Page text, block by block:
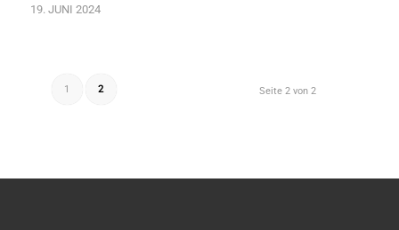
19. JUNI 2024
Seite 2 von 2
1 2